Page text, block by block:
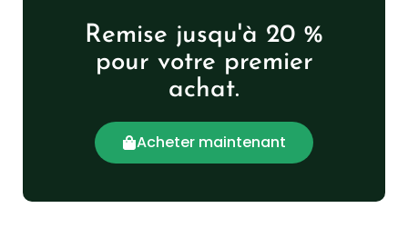
Remise jusqu'à 20 %
pour votre premier
achat.
Acheter maintenant